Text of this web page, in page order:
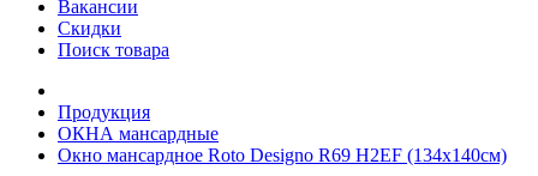
Вакансии
Скидки
Поиск товара
Продукция
ОКНА мансардные
Окно мансардное Roto Designo R69 H2EF (134x140см)